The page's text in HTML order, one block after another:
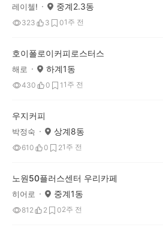
레이첼! 중계2.3동
323 3 01주 전
호이폴로이커피로스터스
해로 하계1동
430 0 1 1주 전
우지커피
박정숙 상계8동
610 0 21주 전
노원50플러스센터 우리카페
히어로 중계1동
812 2 02주 전